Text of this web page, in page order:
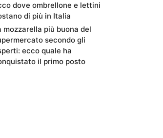
dove ombrellone e lettini
di più in Italia
mozzarella più buona del
secondo gli
ecco quale ha
il primo posto